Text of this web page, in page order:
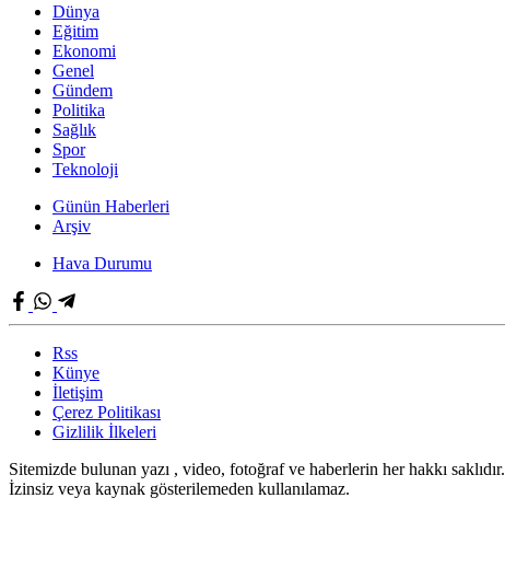
Dünya
Eğitim
Ekonomi
Genel
Gündem
Politika
Sağlık
Spor
Teknoloji
Günün Haberleri
Arşiv
Hava Durumu
Rss
Künye
İletişim
Çerez Politikası
Gizlilik İlkeleri
Sitemizde bulunan yazı , video, fotoğraf ve haberlerin her hakkı saklıdır.
İzinsiz veya kaynak gösterilemeden kullanılamaz.